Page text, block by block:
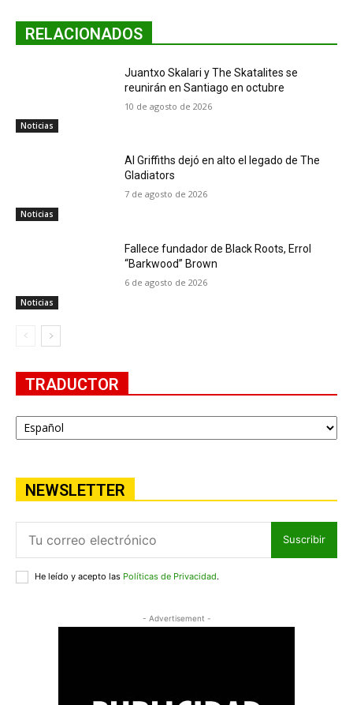
RELACIONADOS
Noticias
Juantxo Skalari y The Skatalites se
reunirán en Santiago en octubre
10 de agosto de 2026
Noticias
Al Griffiths dejó en alto el legado de The
Gladiators
7 de agosto de 2026
Noticias
Fallece fundador de Black Roots, Errol
“Barkwood” Brown
6 de agosto de 2026
TRADUCTOR
NEWSLETTER
Suscribir
He leído y acepto las Políticas de Privacidad.
- Advertisement -